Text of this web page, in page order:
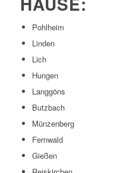
Pohlheim
Linden
Lich
Hungen
Langgöns
Butzbach
Münzenberg
Fernwald
Gießen